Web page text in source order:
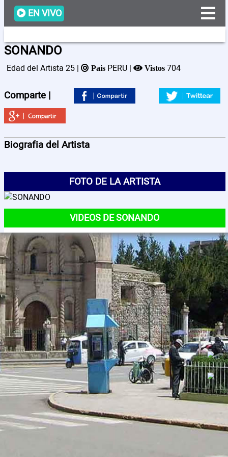
EN VIVO
Programacion
Videos
Artistas
Noticias
Contactos
SONANDO
Edad del Artista 25 | Pais PERU | Vistos 704
Comparte |
Biografia del Artista
FOTO DE LA ARTISTA
VIDEOS DE SONANDO